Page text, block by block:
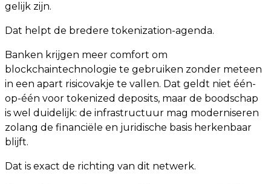
gelijk zijn.
Dat helpt de bredere tokenization-agenda.
Banken krijgen meer comfort om
blockchaintechnologie te gebruiken zonder meteen
in een apart risicovakje te vallen. Dat geldt niet één-
op-één voor tokenized deposits, maar de boodschap
is wel duidelijk: de infrastructuur mag moderniseren
zolang de financiële en juridische basis herkenbaar
blijft.
Dat is exact de richting van dit netwerk.